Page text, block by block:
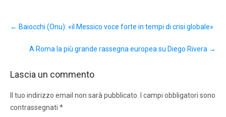
navigation
← Baiocchi (Onu): «il Messico voce forte in tempi di crisi globale»
A Roma la più grande rassegna europea su Diego Rivera →
Lascia un commento
Il tuo indirizzo email non sarà pubblicato.
I campi obbligatori sono
contrassegnati *